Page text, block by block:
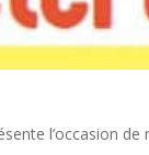
l’occasion